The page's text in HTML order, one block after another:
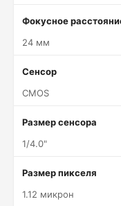
Фокусное
24 мм
Сенсор
CMOS
Размер сенсора
1/4.0"
Размер пикселя
1.12 микрон